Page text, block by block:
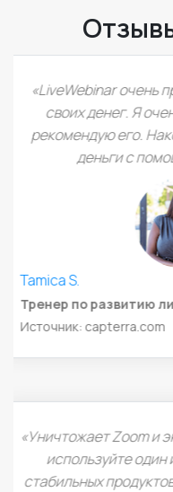
«Я должен
эту сделку, как
увидеть, как
René Steiner
Специалист по
Appsumo
«Очень легко
для веб-
работает в